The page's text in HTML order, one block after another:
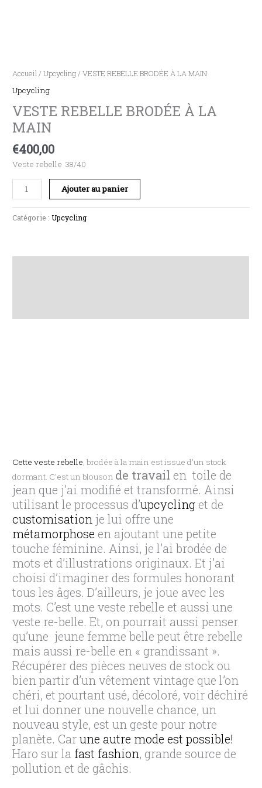
Accueil /Upcycling / VESTE REBELLE BRODÉE À LA MAIN
Upcycling
VESTE REBELLE BRODÉE À LA
MAIN
€400,00
Veste rebelle 38/40
Ajouter au panier
Catégorie :Upcycling
Cette veste rebelle, brodée à la main est issue d’un stock
dormant. C’est un blouson de travail en toile de
jean que j’ai modifié et transformé. Ainsi
utilisant le processus d’upcycling et de
customisation je lui offre une
métamorphose en ajoutant une petite
touche féminine. Ainsi, je l’ai brodée de
mots et d’illustrations originaux. Et j’ai
choisi d’imaginer des formules honorant
tous les âges. D’ailleurs, je joue avec les
mots. C’est une veste rebelle et aussi une
veste re-belle. Et, on pourrait aussi penser
qu’une jeune femme belle peut être rebelle
mais aussi re-belle en « grandissant ».
Récupérer des pièces neuves de stock ou
bien partir d’un vêtement vintage que l’on
chéri, et pourtant usé, décoloré, voir déchiré
et lui donner une nouvelle chance, un
nouveau style, est un geste pour notre
planète. Carune autre mode est possible!
Haro sur la fast fashion, grande source de
pollution et de gâchis.